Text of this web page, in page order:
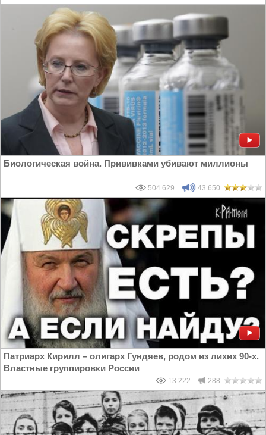
Биологическая война. Прививками убивают миллионы
504 629 43 650
Патриарх Кирилл – олигарх Гундяев, родом из лихих 90-х.
Властные группировки России
13 222 288